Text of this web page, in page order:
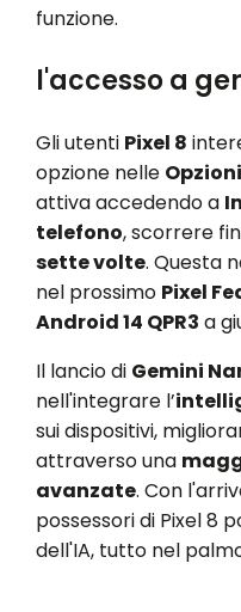
funzione.
l'accesso a
Gli utenti Pixel 8
opzione nelle
attiva accedendo a
telefono, scorrere
sette volte. Questa
nel prossimo Pixel
Android 14 QPR3 a
Il lancio di Gemini
nell'integrare l’
sui dispositivi,
attraverso una
avanzate. Con
possessori di Pixel 8
dell'IA, tutto nel